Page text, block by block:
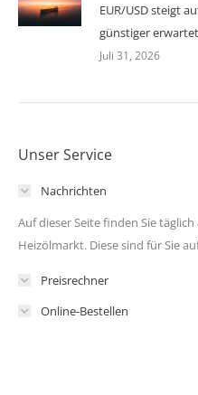
EUR/USD steigt
günstiger erwartet
Juli 31, 2026
Unser Service
Nachrichten
Auf dieser Seite finden Sie
Heizölmarkt. Diese sind für Sie
Preisrechner
Online-Bestellen